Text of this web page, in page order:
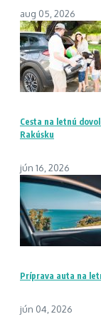
aug 05, 2026
Cesta na letnú
Rakúsku
jún 16, 2026
Príprava auta na
jún 04, 2026